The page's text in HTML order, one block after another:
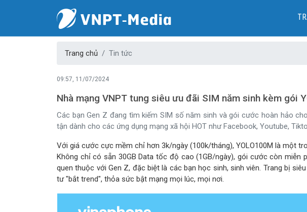
Trang chủ Tin tức
09:57, 11/07/2024
Nhà mạng VNPT tung siêu ưu đãi SIM năm sinh kèm gói
Các bạn Gen Z đang tìm kiếm SIM số năm sinh và gói cước hoàn hảo
tận dành cho các ứng dụng mạng xã hội HOT như Facebook, Youtube,
Với giá cước cực mềm chỉ hơn 3k/ngày (100k/tháng), YOLO100M là một
Không chỉ có sẵn 30GB Data tốc độ cao (1GB/ngày), gói cước còn miễn
quen thuộc với Gen Z, đặc biệt là các bạn học sinh, sinh viên. Trang bị
tư "bắt trend", thỏa sức bật mạng mọi lúc, mọi nơi.